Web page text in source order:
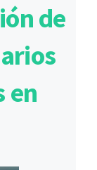
de
en